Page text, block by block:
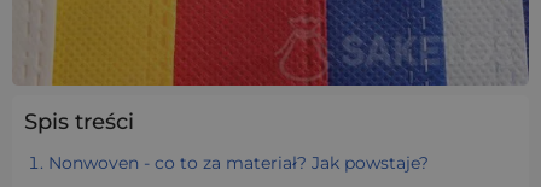
Spis treści
Nonwoven - co to za materiał? Jak powstaje?